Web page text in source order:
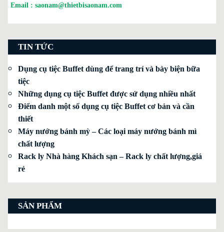
Email : saonam@thietbisaonam.com
TIN TỨC
Dụng cụ tiệc Buffet dùng để trang trí và bày biện bữa
tiệc
Những dụng cụ tiệc Buffet được sử dụng nhiều nhất
Điểm danh một số dụng cụ tiệc Buffet cơ bản và cần
thiết
Máy nướng bánh mỳ – Các loại máy nướng bánh mì
chất lượng
Rack ly Nhà hàng Khách sạn – Rack ly chất lượng,giá
rẻ
SẢN PHẨM